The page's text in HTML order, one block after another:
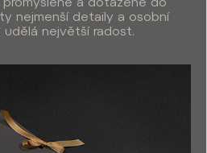
promyšlené a dotažené do
nejmenší detaily a osobní
největší radost.